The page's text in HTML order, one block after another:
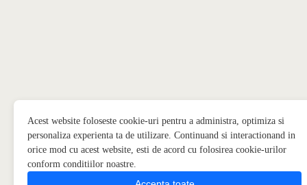
Acest website foloseste cookie-uri pentru a administra, optimiza si
personaliza experienta ta de utilizare. Continuand si interactionand in
orice mod cu acest website, esti de acord cu folosirea cookie-urilor
conform conditiilor noastre.